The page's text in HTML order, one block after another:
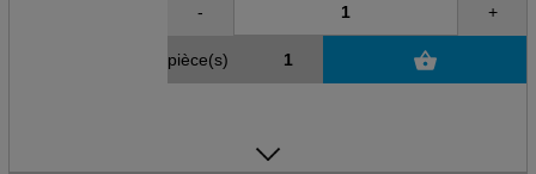
- +
pièce(s)